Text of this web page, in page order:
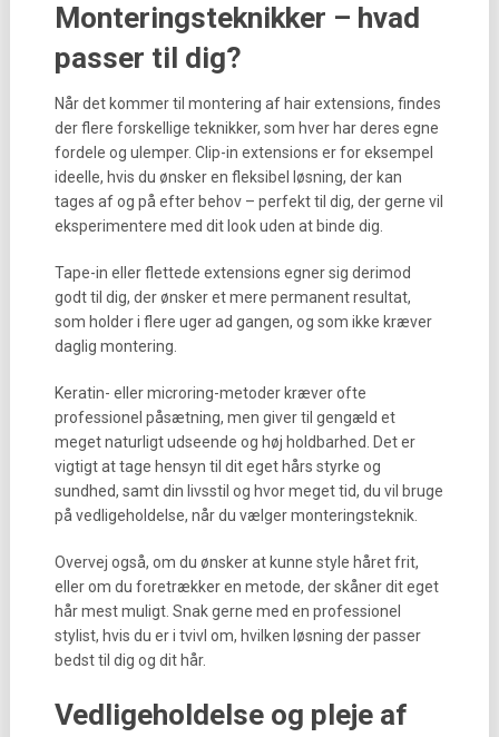
Monteringsteknikker – hvad
passer til dig?
Når det kommer til montering af hair extensions, findes
der flere forskellige teknikker, som hver har deres egne
fordele og ulemper. Clip-in extensions er for eksempel
ideelle, hvis du ønsker en fleksibel løsning, der kan
tages af og på efter behov – perfekt til dig, der gerne vil
eksperimentere med dit look uden at binde dig.
Tape-in eller flettede extensions egner sig derimod
godt til dig, der ønsker et mere permanent resultat,
som holder i flere uger ad gangen, og som ikke kræver
daglig montering.
Keratin- eller microring-metoder kræver ofte
professionel påsætning, men giver til gengæld et
meget naturligt udseende og høj holdbarhed. Det er
vigtigt at tage hensyn til dit eget hårs styrke og
sundhed, samt din livsstil og hvor meget tid, du vil bruge
på vedligeholdelse, når du vælger monteringsteknik.
Overvej også, om du ønsker at kunne style håret frit,
eller om du foretrækker en metode, der skåner dit eget
hår mest muligt. Snak gerne med en professionel
stylist, hvis du er i tvivl om, hvilken løsning der passer
bedst til dig og dit hår.
Vedligeholdelse og pleje af